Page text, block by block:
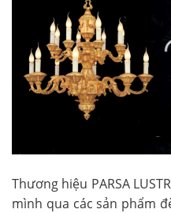
Thương hiệu PARSA
mình qua các sản phẩm